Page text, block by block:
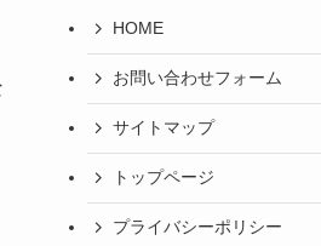
HOME
お問い合わせフォーム
サイトマップ
トップページ
プライバシーポリシー